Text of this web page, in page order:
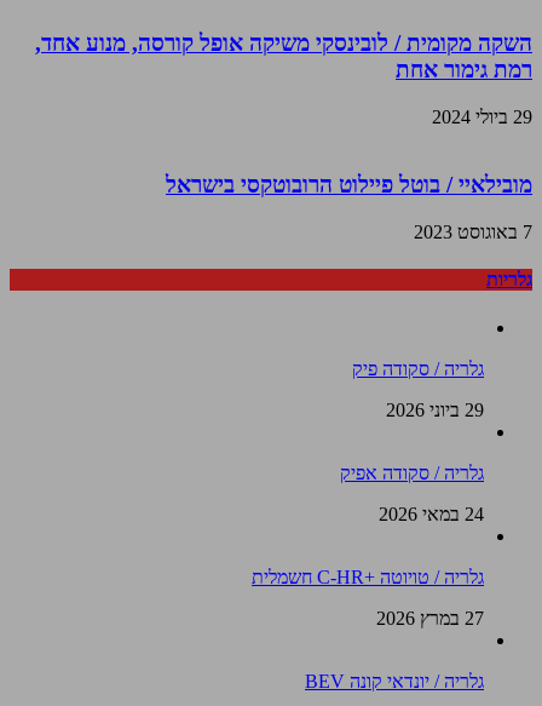
השקה מקומית / לובינסקי משיקה אופל קורסה, מנוע אחד,
רמת גימור אחת
29 ביולי 2024
מובילאיי / בוטל פיילוט הרובוטקסי בישראל
7 באוגוסט 2023
גלריות
גלריה / סקודה פיק
29 ביוני 2026
גלריה / סקודה אפיק
24 במאי 2026
גלריה / טויוטה +C-HR חשמלית
27 במרץ 2026
גלריה / יונדאי קונה BEV